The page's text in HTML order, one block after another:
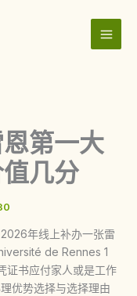
第一大
几分
年线上补办一张雷
de Rennes 1
证书应付家人或是工作
优势选择与选择理由